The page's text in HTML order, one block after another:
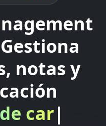
notas y
cartera